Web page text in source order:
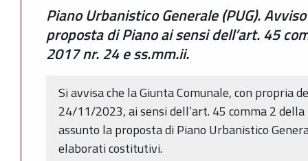
Piano Urbanistico Generale (PUG).
proposta di Piano ai sensi dell’art. 45
2017 nr. 24 e ss.mm.ii.
Si avvisa che la Giunta Comunale, con propria
24/11/2023, ai sensi dell’art. 45 comma 2 della
assunto la proposta di Piano Urbanistico
elaborati costitutivi.